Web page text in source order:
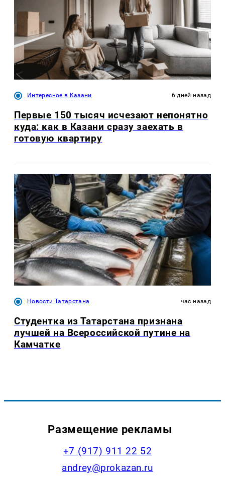
Интересное в Казани 6 дней назад
Первые 150 тысяч исчезают непонятно
куда: как в Казани сразу заехать в
готовую квартиру
Новости Татарстана час назад
Студентка из Татарстана признана
лучшей на Всероссийской путине на
Камчатке
Размещение рекламы
+7 (917) 911 22 52
andrey@prokazan.ru